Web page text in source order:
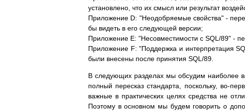
установлено, что их смысл или результат
Приложение D: "Неодобряемые свойства" -
бы видеть в его следующей версии;
Приложение E: "Несовместимости с SQL/89" -
Приложение F: "Поддержка и интерпретация
были внесены после принятия SQL/89.
В следующих разделах мы обсудим наиболее
полный пересказ стандарта, поскольку, во-
важные в практических целях средства не
Поэтому в основном мы будем говорить о